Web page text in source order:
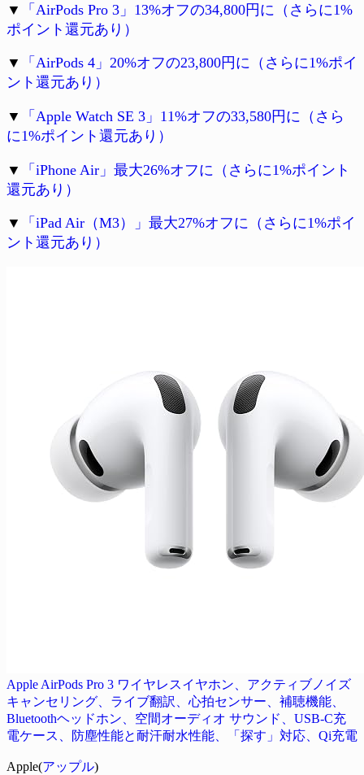
▼
「AirPods Pro 3」13%オフの34,800円に（さらに1%
ポイント還元あり）
▼
「AirPods 4」20%オフの23,800円に（さらに1%ポイ
ント還元あり）
▼
「Apple Watch SE 3」11%オフの33,580円に（さら
に1%ポイント還元あり）
▼
「iPhone Air」最大26%オフに（さらに1%ポイント
還元あり）
▼
「iPad Air（M3）」最大27%オフに（さらに1%ポイ
ント還元あり）
Apple AirPods Pro 3 ワイヤレスイヤホン、アクティブノイズ
キャンセリング、ライブ翻訳、心拍センサー、補聴機能、
Bluetoothヘッドホン、空間オーディオ サウンド、USB-C充
電ケース、防塵性能と耐汗耐水性能、「探す」対応、Qi充電
Apple(アップル)